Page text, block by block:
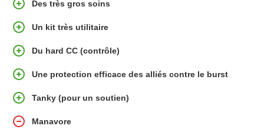
Des très gros soins
Un kit très utilitaire
Du hard CC (contrôle)
Une protection efficace des alliés contre le burst
Tanky (pour un soutien)
Manavore